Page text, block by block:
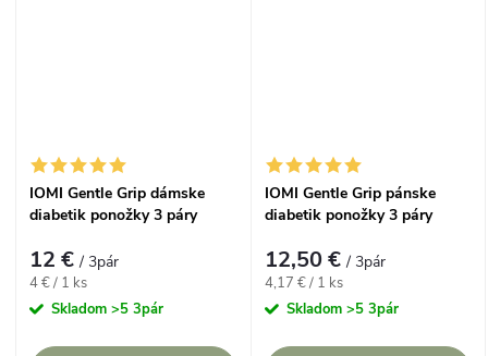
IOMI Gentle Grip dámske
diabetik ponožky 3 páry
12 €/ 3pár
Jednotková
cena:
4 € / 1 ks
Skladom >5 3pár
IOMI Gentle Grip pánske
diabetik ponožky 3 páry
12,50 €/ 3pár
Jednotková
cena:
4,17 € / 1 ks
Skladom >5 3pár